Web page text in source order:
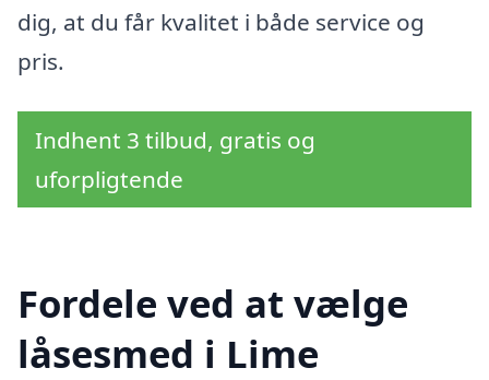
dig, at du får kvalitet i både service og
pris.
Indhent 3 tilbud, gratis og
uforpligtende
Fordele ved at vælge
låsesmed i Lime